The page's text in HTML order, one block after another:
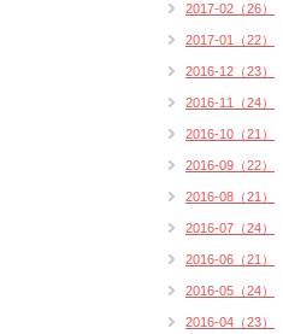
2017-02（26）
2017-01（22）
2016-12（23）
2016-11（24）
2016-10（21）
2016-09（22）
2016-08（21）
2016-07（24）
2016-06（21）
2016-05（24）
2016-04（23）